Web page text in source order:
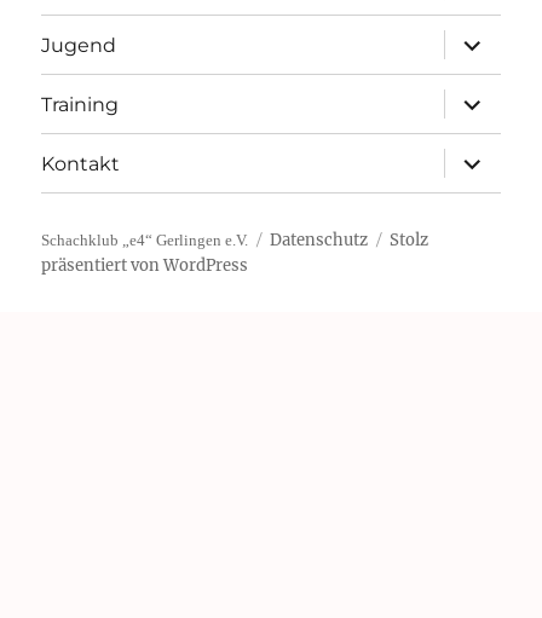
Jugend
öffnen
Training
öffnen
Kontakt
öffnen
Schachklub „e4“ Gerlingen e.V. Datenschutz
Stolz
präsentiert von WordPress